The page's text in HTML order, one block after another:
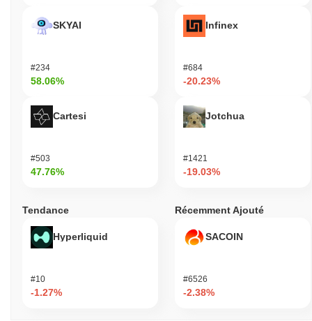
SKYAI
#234
58.06%
Cartesi
#503
47.76%
Infinex
#684
-20.23%
Jotchua
#1421
-19.03%
Tendance
Hyperliquid
#10
-1.27%
Récemment Ajouté
SACOIN
#6526
-2.38%